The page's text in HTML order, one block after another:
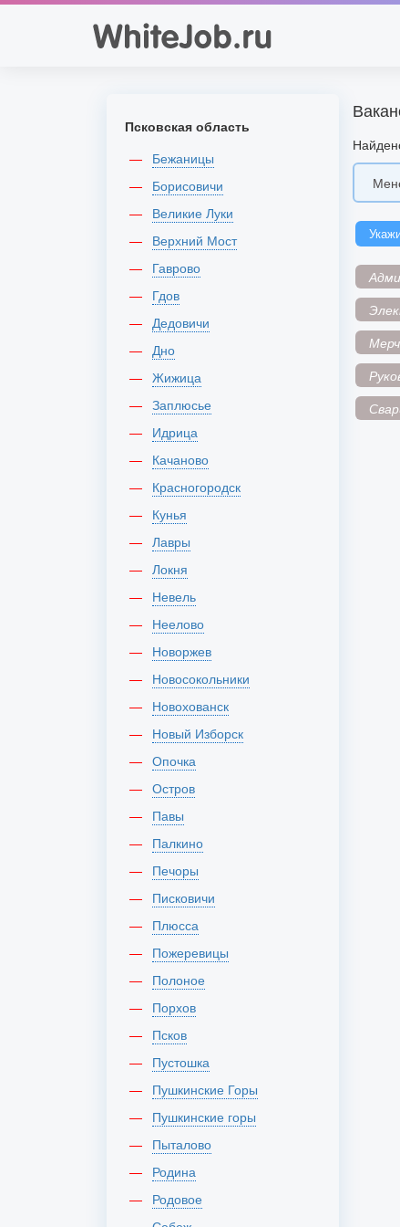
Псковская область
Бежаницы
Борисовичи
Великие Луки
Верхний Мост
Гаврово
Гдов
Дедовичи
Дно
Жижица
Заплюсье
Идрица
Качаново
Красногородск
Кунья
Лавры
Локня
Невель
Неелово
Новоржев
Новосокольники
Новохованск
Новый Изборск
Опочка
Остров
Павы
Палкино
Печоры
Писковичи
Плюсса
Пожеревицы
Полоное
Порхов
Псков
Пустошка
Пушкинские Горы
Пушкинские горы
Пыталово
Родина
Родовое